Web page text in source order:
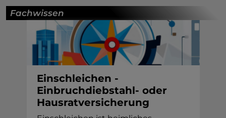
Fachwissen
Einschleichen -
Einbruchdiebstahl- oder
Hausratversicherung